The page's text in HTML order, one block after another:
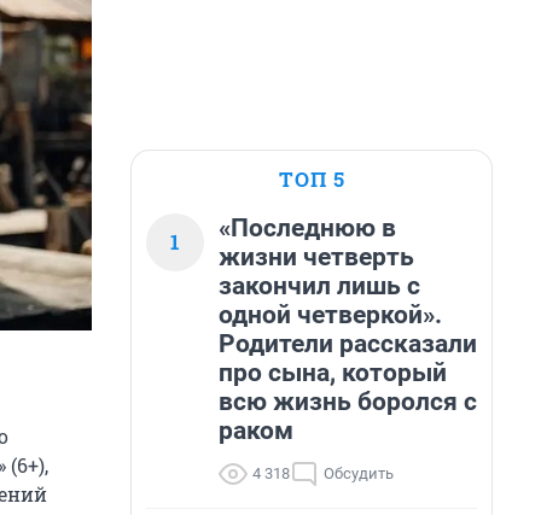
(6+),
ТОП 5
1
«Последнюю в
жизни четверть
закончил лишь с
одной четверкой».
Родители рассказали
про сына, который
всю жизнь боролся с
раком
4 318 Обсудить